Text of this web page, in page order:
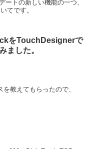
ートの新しい機能の一つ、
てです。
をTouchDesignerで
ました。
教えてもらったので、